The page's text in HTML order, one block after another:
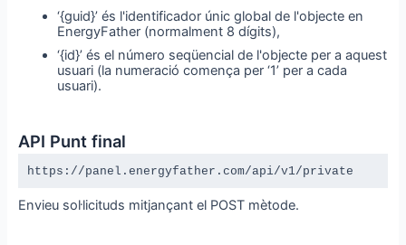
‘{guid}’ és l'identificador únic global de l'objecte en
EnergyFather (normalment 8 dígits),
‘{id}’ és el número seqüencial de l'objecte per a aquest
usuari (la numeració comença per ‘1’ per a cada
usuari).
API Punt final
https://panel.energyfather.com/api/v1/private
Envieu sol·licituds mitjançant el POST mètode.